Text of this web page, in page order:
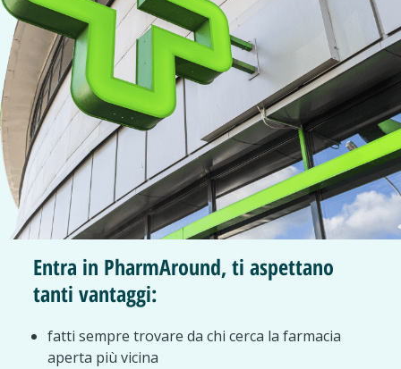
Entra in PharmAround, ti aspettano
tanti vantaggi:
fatti sempre trovare da chi cerca la farmacia
aperta più vicina